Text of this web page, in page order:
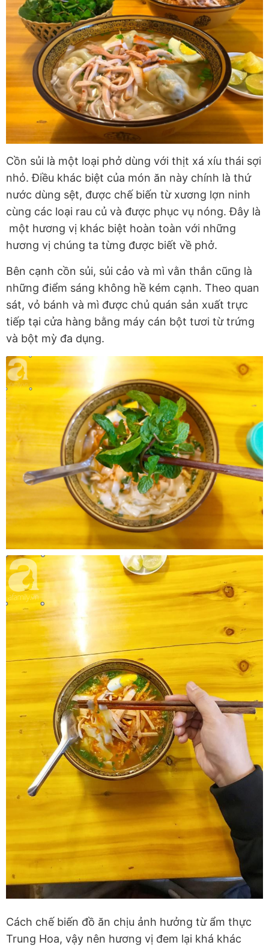
Cồn sủi là một loại phở dùng với thịt xá xíu thái sợi
nhỏ. Điều khác biệt của món ăn này chính là thứ
nước dùng sệt, được chế biến từ xương lợn ninh
cùng các loại rau củ và được phục vụ nóng. Đây là
một hương vị khác biệt hoàn toàn với những
hương vị chúng ta từng được biết về phở.
Bên cạnh cồn sủi, sủi cảo và mì vằn thắn cũng là
những điểm sáng không hề kém cạnh. Theo quan
sát, vỏ bánh và mì được chủ quán sản xuất trực
tiếp tại cửa hàng bằng máy cán bột tươi từ trứng
và bột mỳ đa dụng.
Cách chế biến đồ ăn chịu ảnh hưởng từ ẩm thực
Trung Hoa, vậy nên hương vị đem lại khá khác